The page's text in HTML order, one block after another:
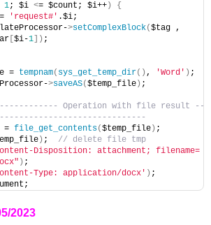
1; $i <= $count; $i++ )
{
'request#' .$i;
>setComplexBlock($tag ,
$i-1 ]) ;
= tempnam( sys_get_temp_dir() , 'Word' ) ;
>saveAS($temp_file ) ;
Operation with file result ---
= file_get_contents($temp_file ) ;
) ; // delete file tmp
Disposition: attachment; filename=
) ;
Type: application/docx' ) ;
2023